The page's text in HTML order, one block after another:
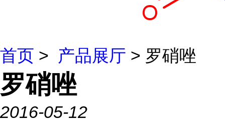
首页 > 产品展厅 > 罗硝唑
罗硝唑
2016-05-12